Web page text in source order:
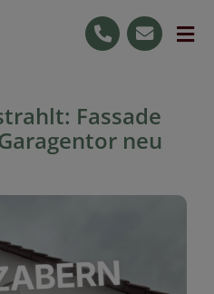
Fassade
neu